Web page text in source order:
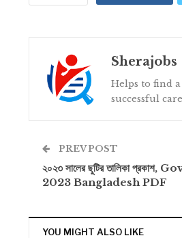
Sherajobs
Helps to find
successful
PREV POST
২০২৩ সালের ছুটির তালিকা
2023 Bangladesh PDF
YOU MIGHT ALSO LIKE